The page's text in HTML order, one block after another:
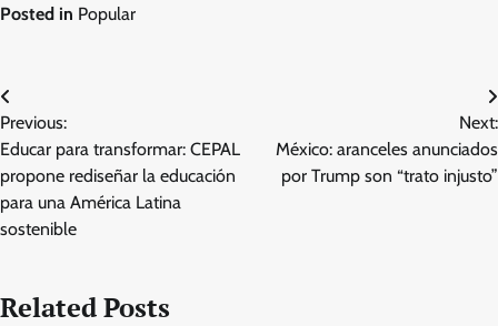
Posted in Popular
Post
navigation
Previous:
Educar para transformar: CEPAL
propone rediseñar la educación
para una América Latina
sostenible
Next:
México: aranceles anunciados
por Trump son “trato injusto”
Related Posts